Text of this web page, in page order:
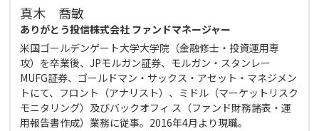
真木 喬敏
ありがとう投信株式会社 ファンドマネージャー
米国ゴールデンゲート大学大学院（金融修士・投資運用専
攻）を卒業後、JPモルガン証券、モルガン・スタンレー
MUFG証券、ゴールドマン・サックス・アセット・マネジメン
トにて、フロント（アナリスト）、ミドル（マーケットリスク
モニタリング）及びバックオフィ ス（ファンド財務諸表・運
用報告書作成）業務に従事。2016年4月より現職。